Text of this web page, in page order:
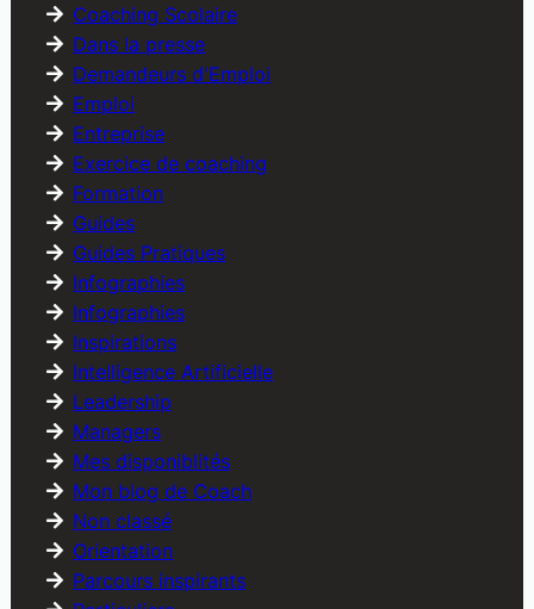
Coaching Scolaire
Dans la presse
Demandeurs d'Emploi
Emploi
Entreprise
Exercice de coaching
Formation
Guides
Guides Pratiques
Infographies
Infographies
Inspirations
Intelligence Artificielle
Leadership
Managers
Mes disponiblités
Mon blog de Coach
Non classé
Orientation
Parcours inspirants